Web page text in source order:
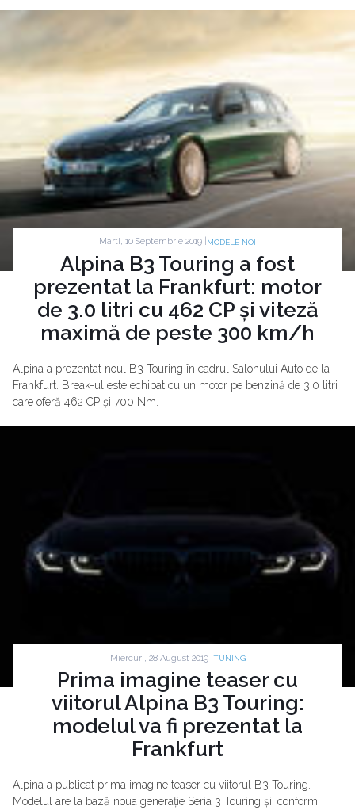
Marti, 10 Septembrie 2019 | MODELE NOI
Alpina B3 Touring a fost
prezentat la Frankfurt: motor
de 3.0 litri cu 462 CP și viteză
maximă de peste 300 km/h
Alpina a prezentat noul B3 Touring în cadrul Salonului Auto de la
Frankfurt. Break-ul este echipat cu un motor pe benzină de 3.0 litri
care oferă 462 CP și 700 Nm.
Miercuri, 28 August 2019 | TUNING
Prima imagine teaser cu
viitorul Alpina B3 Touring:
modelul va fi prezentat la
Frankfurt
Alpina a publicat prima imagine teaser cu viitorul B3 Touring.
Modelul are la bază noua generație Seria 3 Touring și, conform